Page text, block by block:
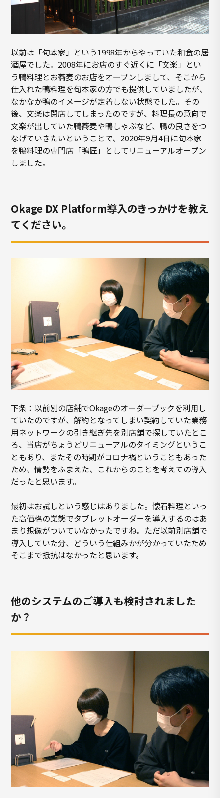
以前は「旬本家」という1998年からやっていた和食の居
酒屋でした。2008年にお店のすぐ近くに「文楽」とい
う鴨料理とお蕎麦のお店をオープンしまして、そこから
仕入れた鴨料理を旬本家の方でも提供していましたが、
なかなか鴨のイメージが定着しない状態でした。その
後、文楽は閉店してしまったのですが、料理長の意向で
文楽が出していた鴨蕎麦や鴨しゃぶなど、鴨の良さをつ
なげていきたいということで、2020年9月4日に旬本家
を鴨料理の専門店「鴨匠」としてリニューアルオープン
しました。
Okage DX Platform導入のきっかけを教え
てください。
下条：以前別の店舗でOkageのオーダーブックを利用し
ていたのですが、解約となってしまい契約していた業務
用ネットワークの引き継ぎ先を別店舗で探していたとこ
ろ、当店がちょうどリニューアルのタイミングというこ
ともあり、またその時期がコロナ禍ということもあった
ため、情勢をふまえた、これからのことを考えての導入
だったと思います。
最初はお試しという感じはありました。懐石料理といっ
た高価格の業態でタブレットオーダーを導入するのはあ
まり想像がついていなかったですね。ただ以前別店舗で
導入していた分、どういう仕組みかが分かっていたため
そこまで抵抗はなかったと思います。
他のシステムのご導入も検討されました
か？